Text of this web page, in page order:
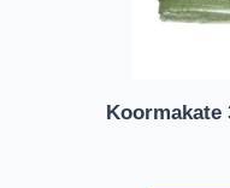
Koormakate